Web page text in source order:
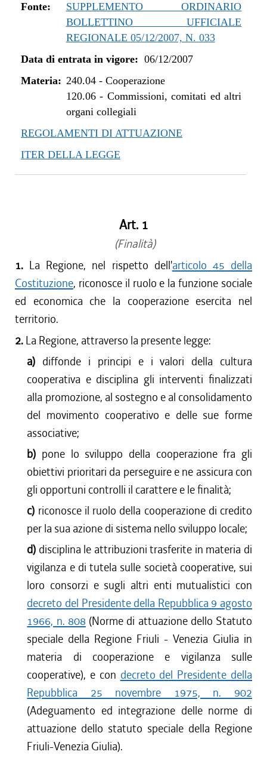
Fonte:
SUPPLEMENTO ORDINARIO
BOLLETTINO UFFICIALE
REGIONALE 05/12/2007, N. 033
Data di entrata in vigore: 06/12/2007
Materia: 240.04- Cooperazione
120.06- Commissioni, comitati ed altri
organi collegiali
REGOLAMENTI DI ATTUAZIONE
ITER DELLA LEGGE
Art. 1
(Finalità)
1. La Regione, nel rispetto dell'articolo 45 della
Costituzione, riconosce il ruolo e la funzione sociale
ed economica che la cooperazione esercita nel
territorio.
2. La Regione, attraverso la presente legge:
a) diffonde i principi e i valori della cultura
cooperativa e disciplina gli interventi finalizzati
alla promozione, al sostegno e al consolidamento
del movimento cooperativo e delle sue forme
associative;
b) pone lo sviluppo della cooperazione fra gli
obiettivi prioritari da perseguire e ne assicura con
gli opportuni controlli il carattere e le finalità;
c) riconosce il ruolo della cooperazione di credito
per la sua azione di sistema nello sviluppo locale;
d) disciplina le attribuzioni trasferite in materia di
vigilanza e di tutela sulle società cooperative, sui
loro consorzi e sugli altri enti mutualistici con
decreto del Presidente della Repubblica 9 agosto
1966, n. 808 (Norme di attuazione dello Statuto
speciale della Regione Friuli - Venezia Giulia in
materia di cooperazione e vigilanza sulle
cooperative), e con decreto del Presidente della
Repubblica 25 novembre 1975, n. 902
(Adeguamento ed integrazione delle norme di
attuazione dello statuto speciale della Regione
Friuli-Venezia Giulia).